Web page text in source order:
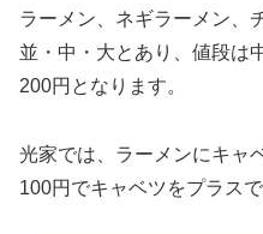
ラーメン、ネギラーメン、
並・中・大とあり、値段は
200円となります。
光家では、ラーメンにキャ
100円でキャベツをプラスで